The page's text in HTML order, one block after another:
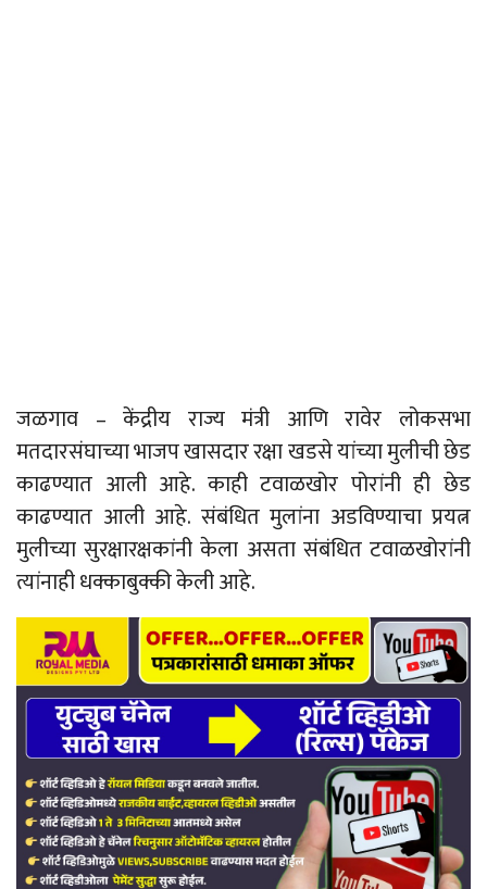
जळगाव – केंद्रीय राज्य मंत्री आणि रावेर लोकसभा
मतदारसंघाच्या भाजप खासदार रक्षा खडसे यांच्या मुलीची छेड
काढण्यात आली आहे. काही टवाळखोर पोरांनी ही छेड
काढण्यात आली आहे. संबंधित मुलांना अडविण्याचा प्रयत्न
मुलीच्या सुरक्षारक्षकांनी केला असता संबंधित टवाळखोरांनी
त्यांनाही धक्काबुक्की केली आहे.